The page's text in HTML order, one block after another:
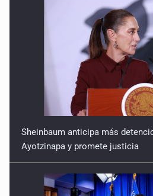
Sheinbaum anticipa más
Ayotzinapa y promete justicia